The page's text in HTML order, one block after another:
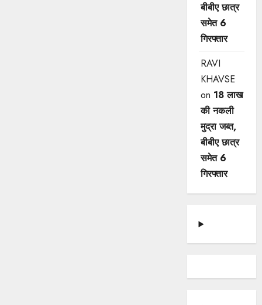
बीबीए छात्र
समेत 6
गिरफ्तार
RAVI
KHAVSE
on 18 लाख
की नकली
मुद्रा जब्त,
बीबीए छात्र
समेत 6
गिरफ्तार